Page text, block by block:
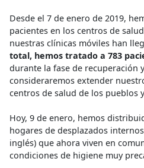
Desde el 7 de enero de 2019,
pacientes en los centros de
nuestras clínicas móviles han
total, hemos tratado a 783
durante la fase de recuperación
consideraremos extender
centros de salud de los pueblos
Hoy, 9 de enero, hemos
hogares de desplazados
inglés) que ahora viven en
condiciones de higiene muy